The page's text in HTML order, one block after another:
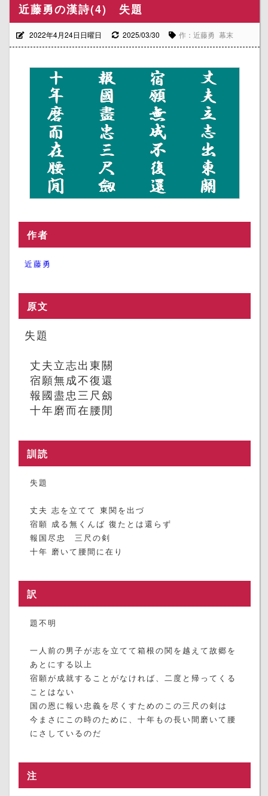
近藤勇の漢詩(4) 失題
2022年4月24日日曜日 2025/03/30 作：近藤勇 幕末
作者
近藤勇
原文
失題
丈夫立志出東關
宿願無成不復還
報國盡忠三尺劔
十年磨而在腰閒
訓読
失題
丈夫 志を立てて 東関を出づ
宿願 成る無くんば 復たとは還らず
報国尽忠 三尺の剣
十年 磨いて腰間に在り
訳
題不明
一人前の男子が志を立てて箱根の関を越えて故郷を
あとにする以上
宿願が成就することがなければ、二度と帰ってくる
ことはない
国の恩に報い忠義を尽くすためのこの三尺の剣は
今まさにこの時のために、十年もの長い間磨いて腰
にさしているのだ
注